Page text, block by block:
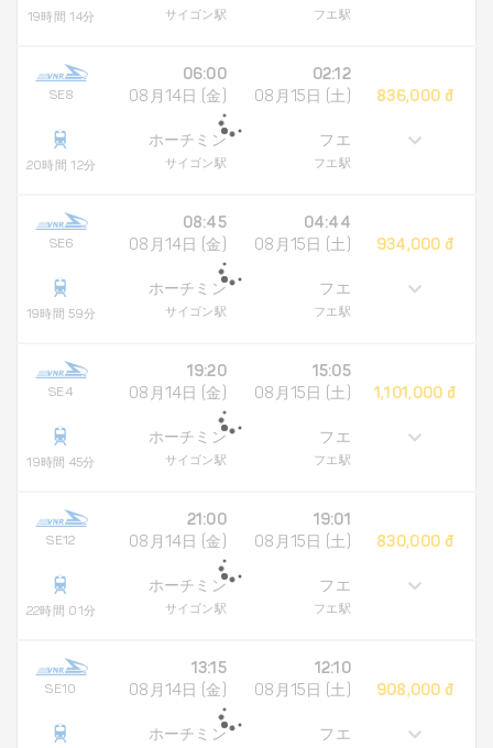
19時間 14分 サイゴン駅 フエ駅
SE8
20時間 12分
06:00
08月14日 (金)
ホーチミン
サイゴン駅
02:12
08月15日 (土)
フエ
フエ駅
836,000 đ
SE6
19時間 59分
08:45
08月14日 (金)
ホーチミン
サイゴン駅
04:44
08月15日 (土)
フエ
フエ駅
934,000 đ
SE4
19時間 45分
19:20
08月14日 (金)
ホーチミン
サイゴン駅
15:05
08月15日 (土)
フエ
フエ駅
1,101,000 đ
SE12
22時間 01分
21:00
08月14日 (金)
ホーチミン
サイゴン駅
19:01
08月15日 (土)
フエ
フエ駅
830,000 đ
SE10
13:15
08月14日 (金)
ホーチミン
12:10
08月15日 (土)
フエ
908,000 đ